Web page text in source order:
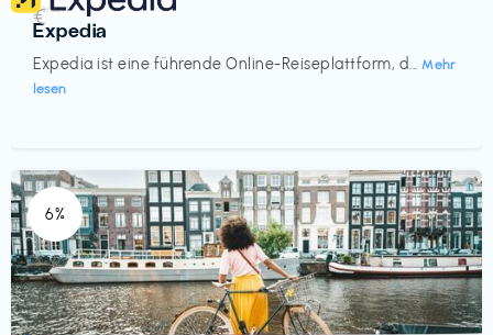
Reisen
Expedia
Expedia ist eine führende Online-Reiseplattform, d... Mehr
lesen
€‎
6%